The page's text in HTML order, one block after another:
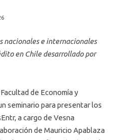
nacionales e internacionales
en Chile desarrollado por
de Economía y
seminario para presentar los
a cargo de Vesna
de Mauricio Apablaza